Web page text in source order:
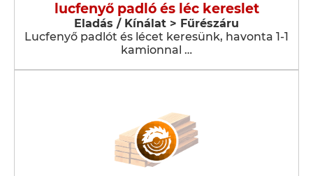
lucfenyő padló és léc kereslet
Eladás / Kínálat > Fűrészáru
Lucfenyő padlót és lécet keresünk, havonta 1-1
kamionnal …